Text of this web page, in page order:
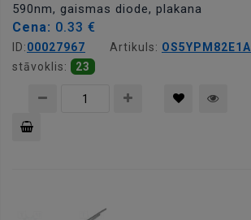
590nm, gaismas diode, plakana
Cena: 0.33 €
ID:00027967 Artikuls: OS5YPM82E1A
stāvoklis:
23